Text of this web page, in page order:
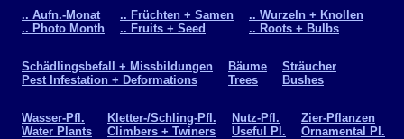
.. Aufn.-Monat
.. Photo Month
.. Früchten + Samen
.. Fruits + Seed
.. Wurzeln + Knollen
.. Roots + Bulbs
Schädlingsbefall + Missbildungen
Pest Infestation + Deformations
Bäume
Trees
Sträucher
Bushes
Wasser-Pfl.
Water Plants
Kletter-/Schling-Pfl.
Climbers + Twiners
Nutz-Pfl.
Useful Pl.
Zier-Pflanzen
Ornamental Pl.